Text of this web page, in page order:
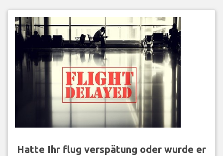
Hatte Ihr flug verspätung oder wurde er